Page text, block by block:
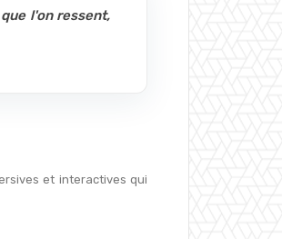
l'on ressent,
et interactives qui